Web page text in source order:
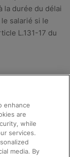
la durée du délai
salarié si le
L.131-17 du
entre les
sera
enhance
are
while
services.
media. By